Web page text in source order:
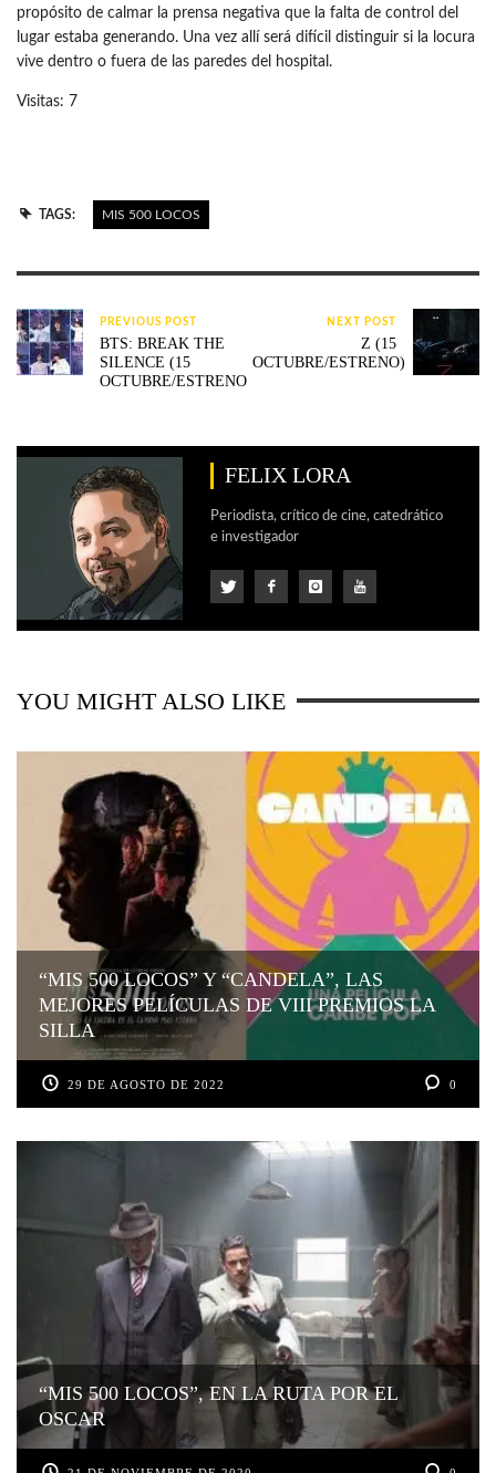
propósito de calmar la prensa negativa que la falta de control del
lugar estaba generando. Una vez allí será difícil distinguir si la locura
vive dentro o fuera de las paredes del hospital.
Visitas: 7
TAGS: MIS 500 LOCOS
PREVIOUS POST
BTS: BREAK THE
SILENCE (15
OCTUBRE/ESTRENO
NEXT POST
Z (15
OCTUBRE/ESTRENO)
FELIX LORA
Periodista, crítico de cine, catedrático
e investigador
YOU MIGHT ALSO LIKE
“MIS 500 LOCOS” Y “CANDELA”, LAS
MEJORES PELÍCULAS DE VIII PREMIOS LA
SILLA
29 DE AGOSTO DE 2022 0
“MIS 500 LOCOS”, EN LA RUTA POR EL
OSCAR